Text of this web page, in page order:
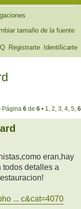
tamaño de la fuente
Registrarte Identificarte
Página 6 de 6 • 1, 2, 3, 4, 5, 6
eran,hay
todos detalles a
... c&cat=4070